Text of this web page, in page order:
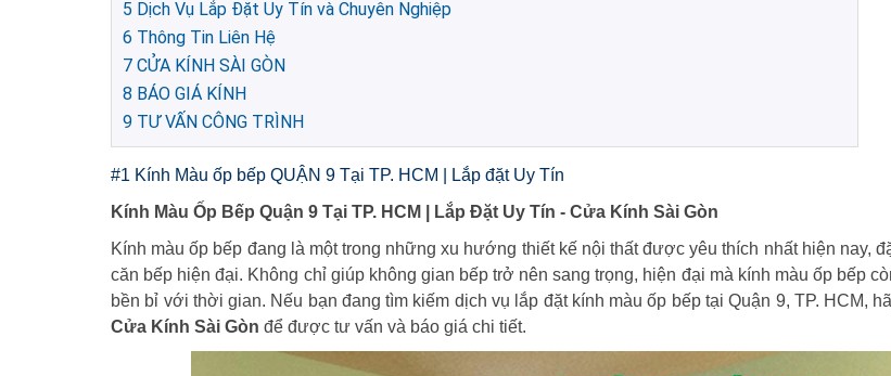
5 Dịch Vụ Lắp Đặt Uy Tín và Chuyên Nghiệp
6 Thông Tin Liên Hệ
7 CỬA KÍNH SÀI GÒN
8 BÁO GIÁ KÍNH
9 TƯ VẤN CÔNG TRÌNH
#1 Kính Màu ốp bếp QUẬN 9 Tại TP. HCM | Lắp đặt Uy Tín
Kính Màu Ốp Bếp Quận 9 Tại TP. HCM | Lắp Đặt Uy Tín - Cửa Kính Sài Gòn
Kính màu ốp bếp đang là một trong những xu hướng thiết kế nội thất được yêu thích nhất hiện nay,
căn bếp hiện đại. Không chỉ giúp không gian bếp trở nên sang trọng, hiện đại mà kính màu ốp bếp
bền bỉ với thời gian. Nếu bạn đang tìm kiếm dịch vụ lắp đặt kính màu ốp bếp tại Quận 9, TP. HCM,
Cửa Kính Sài Gòn để được tư vấn và báo giá chi tiết.